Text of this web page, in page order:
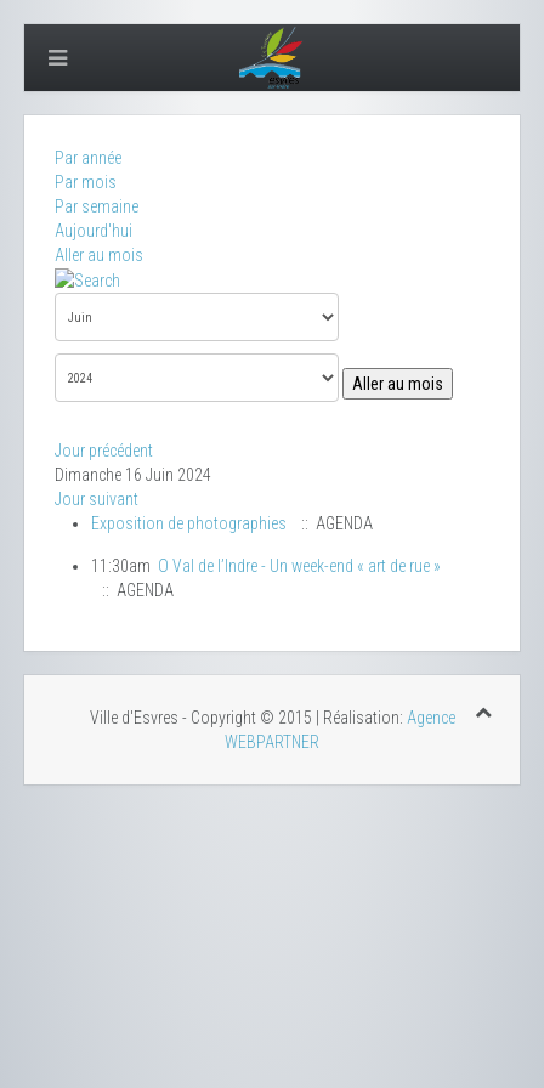
Par année
Par mois
Par semaine
Aujourd'hui
Aller au mois
Aller au mois
Jour précédent
Dimanche 16 Juin 2024
Jour suivant
Exposition de photographies
:: AGENDA
11:30am O Val de l’Indre - Un week-end « art de rue »
:: AGENDA
Ville d'Esvres - Copyright © 2015 | Réalisation: Agence
WEBPARTNER